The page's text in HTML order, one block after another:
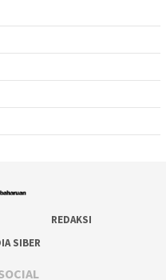
REDAKSI
SIBER